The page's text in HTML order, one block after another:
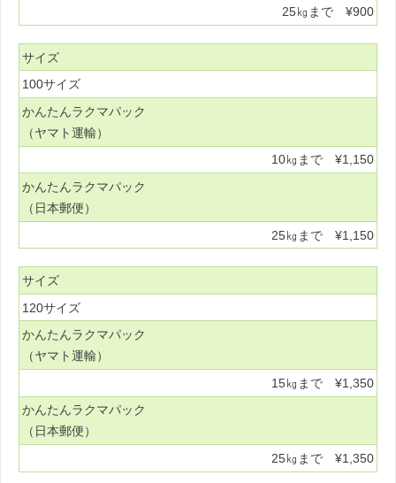
25㎏まで ¥900
サイズ
100サイズ
かんたんラクマパック
（ヤマト運輸）
10㎏まで ¥1,150
かんたんラクマパック
（日本郵便）
25㎏まで ¥1,150
サイズ
120サイズ
かんたんラクマパック
（ヤマト運輸）
15㎏まで ¥1,350
かんたんラクマパック
（日本郵便）
25㎏まで ¥1,350